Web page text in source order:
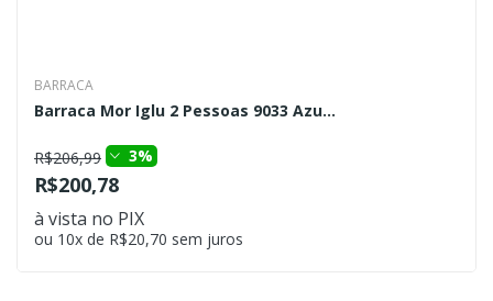
BARRACA
Barraca Mor Iglu 2 Pessoas 9033 Azu...
R$206,99 3%
R$200,78
à vista no PIX
ou 10x de R$20,70 sem juros